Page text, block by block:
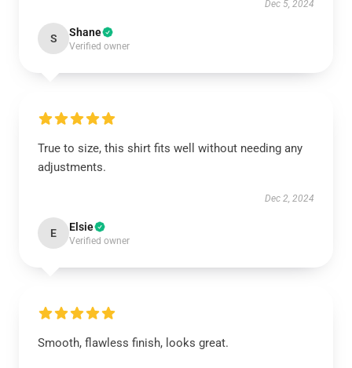
Dec 5, 2024
S Shane
Verified owner
True to size, this shirt fits well without needing any
adjustments.
Dec 2, 2024
E Elsie
Verified owner
Smooth, flawless finish, looks great.